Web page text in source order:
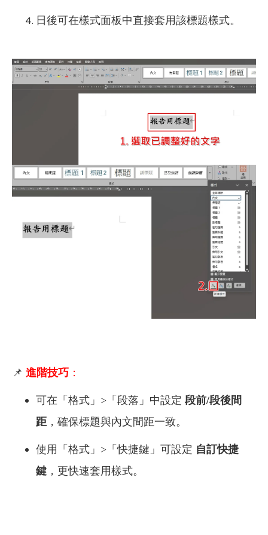
日後可在樣式面板中直接套用該標題樣式。
📌 進階技巧 ：
可在「格式」>「段落」中設定 段前/段後間
距 ，確保標題與內文間距一致。
使用「格式」>「快捷鍵」可設定 自訂快捷
鍵 ，更快速套用樣式。